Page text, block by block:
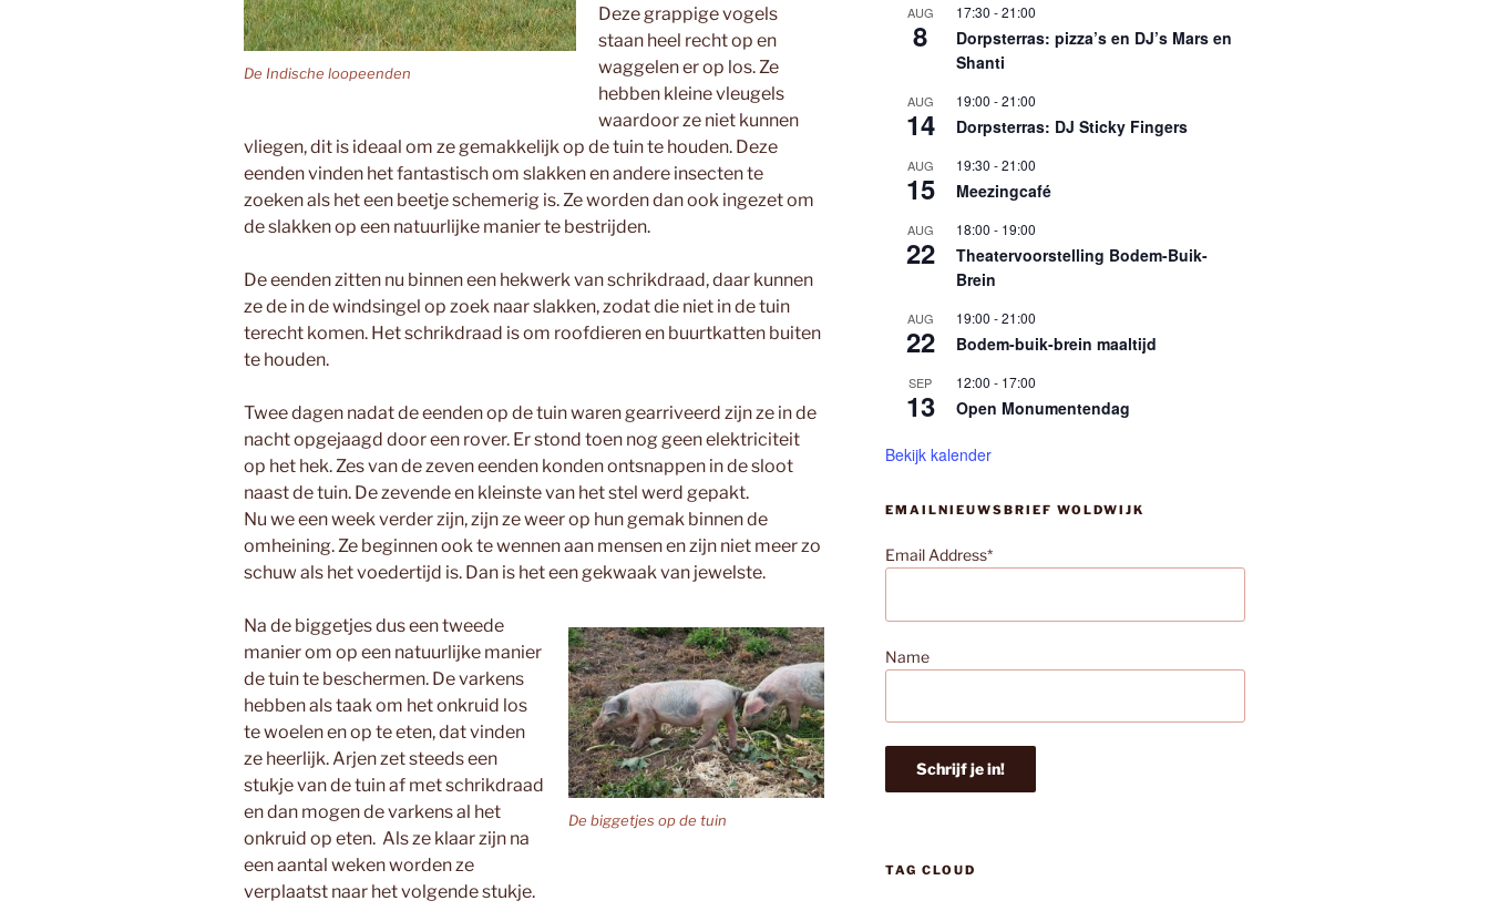
De Indische loopeenden
Deze grappige vogels
staan heel recht op en
waggelen er op los. Ze
hebben kleine vleugels
waardoor ze niet kunnen
vliegen, dit is ideaal om ze gemakkelijk op de tuin te houden. Deze
eenden vinden het fantastisch om slakken en andere insecten te
zoeken als het een beetje schemerig is. Ze worden dan ook ingezet om
de slakken op een natuurlijke manier te bestrijden.
De eenden zitten nu binnen een hekwerk van schrikdraad, daar kunnen
ze de in de windsingel op zoek naar slakken, zodat die niet in de tuin
terecht komen. Het schrikdraad is om roofdieren en buurtkatten buiten
te houden.
Twee dagen nadat de eenden op de tuin waren gearriveerd zijn ze in de
nacht opgejaagd door een rover. Er stond toen nog geen elektriciteit
op het hek. Zes van de zeven eenden konden ontsnappen in de sloot
naast de tuin. De zevende en kleinste van het stel werd gepakt.
Nu we een week verder zijn, zijn ze weer op hun gemak binnen de
omheining. Ze beginnen ook te wennen aan mensen en zijn niet meer zo
schuw als het voedertijd is. Dan is het een gekwaak van jewelste.
De biggetjes op de tuin
Na de biggetjes dus een tweede
manier om op een natuurlijke manier
de tuin te beschermen. De varkens
hebben als taak om het onkruid los
te woelen en op te eten, dat vinden
ze heerlijk. Arjen zet steeds een
stukje van de tuin af met schrikdraad
en dan mogen de varkens al het
onkruid op eten. Als ze klaar zijn na
een aantal weken worden ze
verplaatst naar het volgende stukje.
AUG
8
17:30 -21:00
Dorpsterras: pizza’s en DJ’s Mars en
Shanti
AUG
14
19:00 -21:00
Dorpsterras: DJ Sticky Fingers
AUG
15
19:30 -21:00
Meezingcafé
AUG
22
18:00 - 19:00
Theatervoorstelling Bodem-Buik-
Brein
AUG
22
19:00 -21:00
Bodem-buik-brein maaltijd
SEP
13
12:00 - 17:00
Open Monumentendag
Bekijk kalender
EMAILNIEUWSBRIEF WOLDWIJK
Email Address*
Name
TAG CLOUD